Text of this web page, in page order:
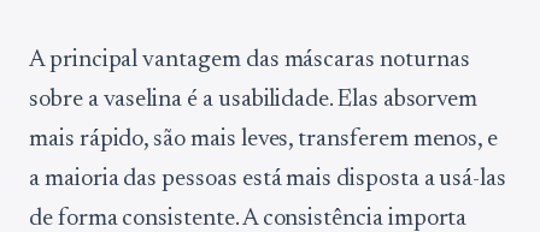
A principal vantagem das máscaras noturnas
sobre a vaselina é a usabilidade. Elas absorvem
mais rápido, são mais leves, transferem menos, e
a maioria das pessoas está mais disposta a usá-las
de forma consistente. A consistência importa